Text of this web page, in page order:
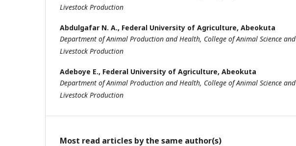
Livestock Production
Abdulgafar N. A., Federal University of Agriculture, Abeokuta
Department of Animal Production and Health, College of Animal Science and
Livestock Production
Adeboye E., Federal University of Agriculture, Abeokuta
Department of Animal Production and Health, College of Animal Science and
Livestock Production
Most read articles by the same author(s)